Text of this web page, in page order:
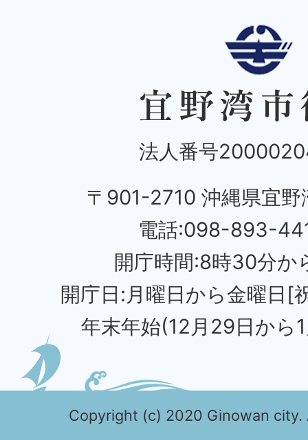
法人番号
〒901-2710 沖縄県宜野
電話:098-893-
開庁時間:8時30分か
開庁日:月曜日から金曜日[
年末年始(12月29日から
Copyright (c) 2020 Ginowan city.